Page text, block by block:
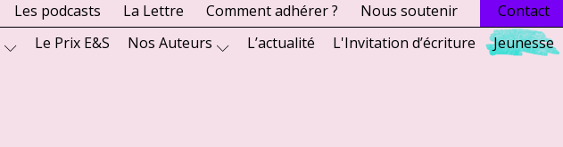
Les podcasts La Lettre Comment adhérer ? Nous soutenir
Contact
Le Prix E&S Nos Auteurs L’actualité L'Invitation d’écriture Jeunesse